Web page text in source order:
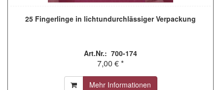
25 Fingerlinge in lichtundurchlässiger Verpackung
Art.Nr.: 700-174
7,00 € *
Mehr Informationen